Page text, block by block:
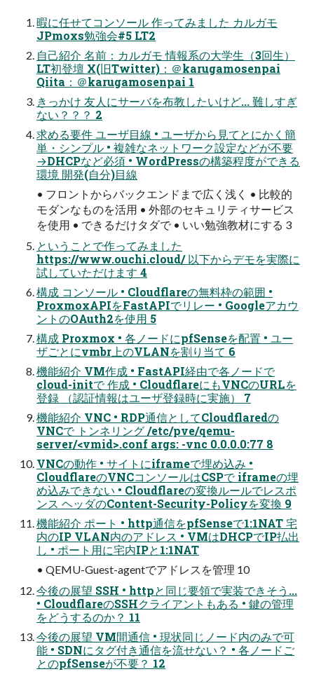
暇に任せてコンソール 作ってみました カルガモ
JPmoxs勉強会#5 LT2
自己紹介 名前：カルガモ 情報系の大学生（3回生）
LT初登壇 X(旧Twitter)：＠karugamosenpai
Qiita：＠karugamosenpai 1
きっかけ 友人にサーバを布教したいけど... 難しすぎ
ない？？？ 2
求める要件 ユーザ目線 • ユーザから見てとにかく簡
単・シンプル • 複雑なネットワーク設定などが不要
→DHCPなど必須 • WordPressの構築程度ができる
環境 開発(自分)目線
• フロントからバックエンドまで広く浅く • 比較的
モダンなものを活用 • 外部のセキュリティサービス
を使用 • できるだけタダで • いい勉強教材にする 3
ということで作ってみました
https://www.ouchi.cloud/ 以下からデモを実際に
試していただけます 4
構成 コンソール • Cloudflareの無料枠の範囲 •
ProxmoxAPIをFastAPIでリレー • Googleアカウ
ントのOAuth2を使用 5
構成 Proxmox • 各ノードにpfSenseを配置 • ユー
ザごとにvmbr上のVLANを割り当て 6
機能紹介 VM作成 • FastAPI経由で各ノードで
cloud-initで 作成 • CloudflareにもVNCのURLを
登録 （認証情報はユーザ登録時に実施） 7
機能紹介 VNC • RDP通信としてCloudflaredの
VNCで トンネリング /etc/pve/qemu-
server/<vmid>.conf args: -vnc 0.0.0.0:77 8
VNCの動作 • サイトにiframeで埋め込み •
CloudflareのVNCコンソールはCSPで iframeの埋
め込みできない • Cloudflareの変換ルールでレスポ
ンス ヘッダのContent-Security-Policyを変換 9
機能紹介 ポート • http通信をpfSenseで1:1NAT 宅
内のIP VLAN内のアドレス • VMはDHCPでIP払出
し • ポート用に宅内IPと1:1NAT
• QEMU-Guest-agentでアドレスを管理 10
今後の展望 SSH • httpと同じ要領で実装できそう...
• CloudflareのSSHクライアントもある • 鍵の管理
をどうするのか？ 11
今後の展望 VM間通信 • 現状同じノード内のみで可
能 • SDNにタグ付き通信を流せない？ • 各ノードご
とのpfSenseが不要？ 12